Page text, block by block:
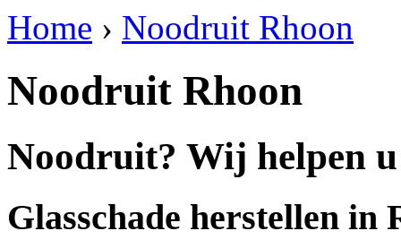
Home › Noodruit Rhoon
Noodruit Rhoon
Noodruit? Wij helpen
Glasschade herstellen in